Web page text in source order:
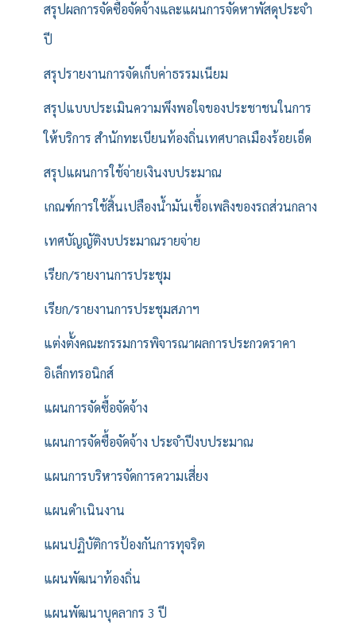
สรุปผลการจัดซื้อจัดจ้างและแผนการจัดหาพัสดุประจำ
ปี
สรุปรายงานการจัดเก็บค่าธรรมเนียม
สรุปแบบประเมินความพึงพอใจของประชาชนในการ
ให้บริการ สำนักทะเบียนท้องถิ่นเทศบาลเมืองร้อยเอ็ด
สรุปแผนการใช้จ่ายเงินงบประมาณ
เกณฑ์การใช้สิ้นเปลืองน้ำมันเชื้อเพลิงของรถส่วนกลาง
เทศบัญญัติงบประมาณรายจ่าย
เรียก/รายงานการประชุม
เรียก/รายงานการประชุมสภาฯ
แต่งตั้งคณะกรรมการพิจารณาผลการประกวดราคา
อิเล็กทรอนิกส์
แผนการจัดซื้อจัดจ้าง
แผนการจัดซื้อจัดจ้าง ประจำปีงบประมาณ
แผนการบริหารจัดการความเสี่ยง
แผนดำเนินงาน
แผนปฏิบัติการป้องกันการทุจริต
แผนพัฒนาท้องถิ่น
แผนพัฒนาบุคลากร 3 ปี